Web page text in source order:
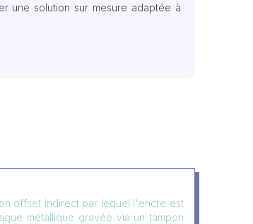
une solution sur mesure adaptée à
offset indirect par lequel l'encre est
métallique gravée via un tampon